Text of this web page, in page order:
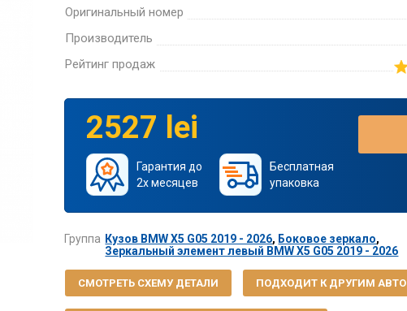
Оригинальный номер
Производитель
Рейтинг продаж
2527 lei
Гарантия до
2х месяцев
Бесплатная
упаковка
Группа Кузов BMW X5 G05 2019 - 2026, Боковое зеркало,
Зеркальный элемент левый BMW X5 G05 2019 - 2026
СМОТРЕТЬ СХЕМУ ДЕТАЛИ ПОДХОДИТ К ДРУГИМ АВТО